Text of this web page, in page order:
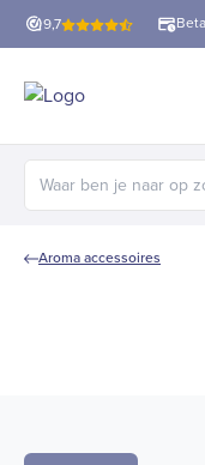
9,7
Zoeken naar:
Aroma accessoires